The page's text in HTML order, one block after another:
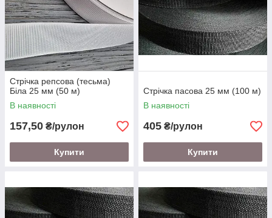
Стрічка репсова (тесьма)
Біла 25 мм (50 м)
В наявності
157,50 ₴/рулон
Купити
Стрічка пасова 25 мм (100 м)
В наявності
405 ₴/рулон
Купити